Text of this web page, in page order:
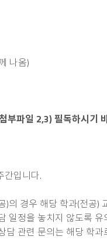
나옴)
부파일 2,3) 필독하시기
간입니다.
)의 경우 해당 학과(전공
일정을 놓치지 않도록
담 관련 문의는 해당 학